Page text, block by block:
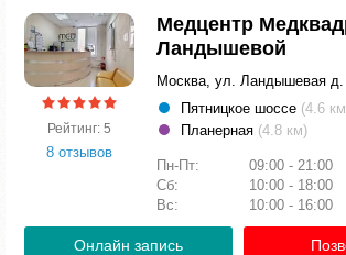
Рейтинг: 5
8 отзывов
Медцентр
Ландышевой
Москва, ул. Ландышевая д.
Пятницкое шоссе (4.6
Планерная (4.8 км)
Пн-Пт:
09:00 - 21:00
Сб:
10:00 - 18:00
Вс:
10:00 - 16:00
Онлайн запись